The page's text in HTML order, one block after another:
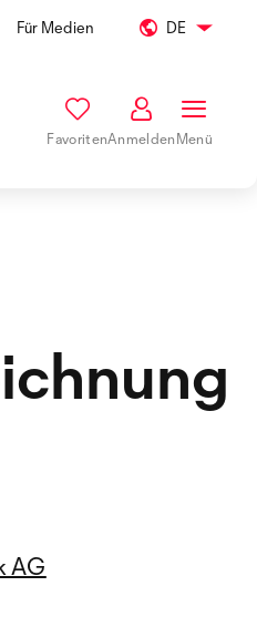
Für Medien DE
FavoritenAnmeldenMenü
AG